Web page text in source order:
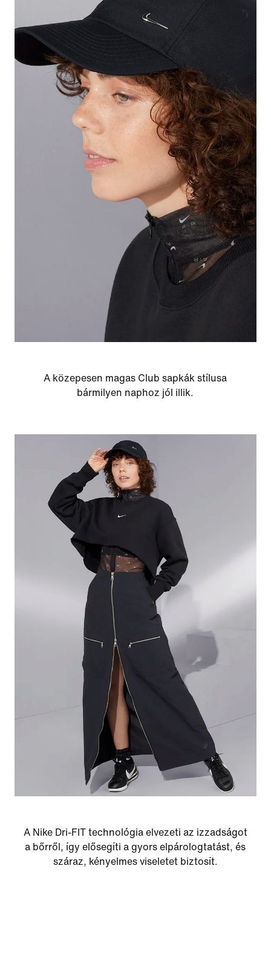
A közepesen magas Club sapkák stílusa
bármilyen naphoz jól illik.
A Nike Dri-FIT technológia elvezeti az izzadságot
a bőrről, így elősegíti a gyors elpárologtatást, és
száraz, kényelmes viseletet biztosít.